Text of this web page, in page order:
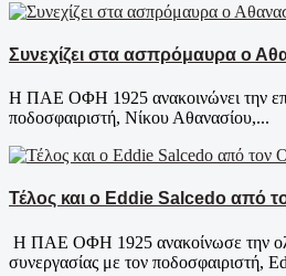
Συνεχίζει στα ασπρόμαυρα ο
Η ΠΑΕ ΟΦΗ 1925 ανακοινώνει την
ποδοσφαιριστή, Νίκου Αθανασίου,...
Τέλος και ο Eddie Salcedo από
Η ΠΑΕ ΟΦΗ 1925 ανακοίνωσε την
συνεργασίας με τον ποδοσφαιριστή,